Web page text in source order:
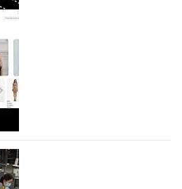
Lihuang Footwear
2011 году и расположенная в
Китая, является
компанией,
производство и…
- новый раздел и
локальных